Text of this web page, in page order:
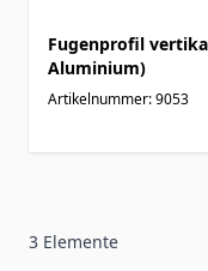
Fugenprofil
Aluminium)
Artikelnummer: 9053
3 Elemente